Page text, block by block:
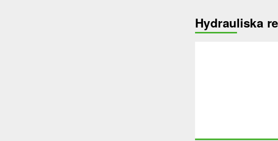
Hydrauliska